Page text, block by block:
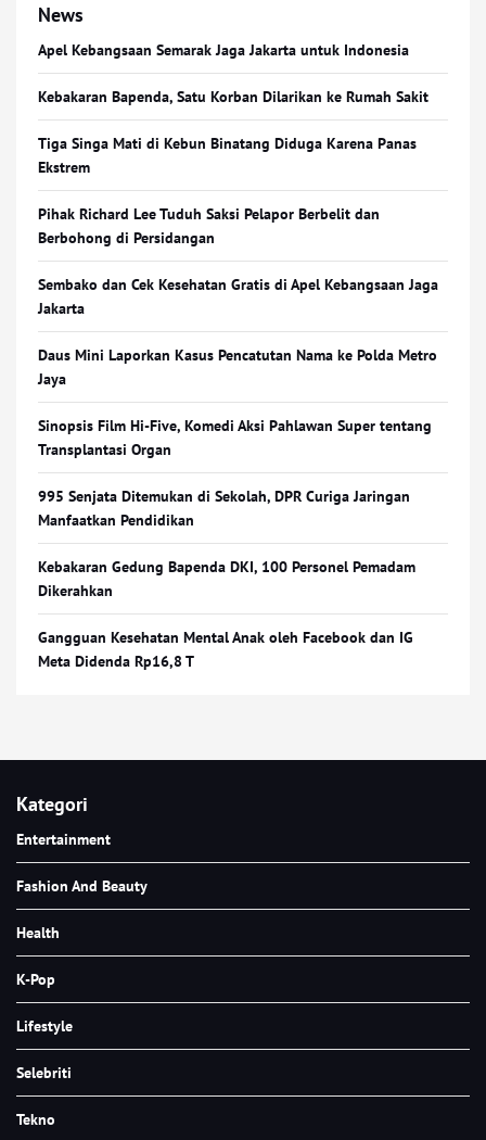
News
Apel Kebangsaan Semarak Jaga Jakarta untuk Indonesia
Kebakaran Bapenda, Satu Korban Dilarikan ke Rumah Sakit
Tiga Singa Mati di Kebun Binatang Diduga Karena Panas
Ekstrem
Pihak Richard Lee Tuduh Saksi Pelapor Berbelit dan
Berbohong di Persidangan
Sembako dan Cek Kesehatan Gratis di Apel Kebangsaan Jaga
Jakarta
Daus Mini Laporkan Kasus Pencatutan Nama ke Polda Metro
Jaya
Sinopsis Film Hi-Five, Komedi Aksi Pahlawan Super tentang
Transplantasi Organ
995 Senjata Ditemukan di Sekolah, DPR Curiga Jaringan
Manfaatkan Pendidikan
Kebakaran Gedung Bapenda DKI, 100 Personel Pemadam
Dikerahkan
Gangguan Kesehatan Mental Anak oleh Facebook dan IG
Meta Didenda Rp16,8 T
Kategori
Entertainment
Fashion And Beauty
Health
K-Pop
Lifestyle
Selebriti
Tekno